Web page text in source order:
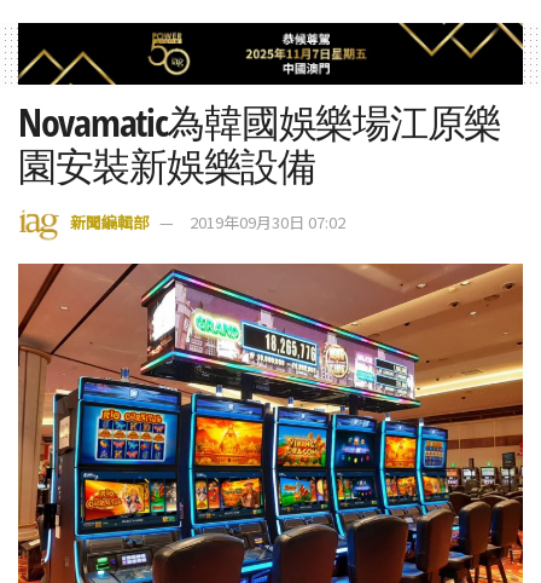
Novamatic為韓國娛樂場江原樂
園安裝新娛樂設備
新聞編輯部 2019年09月30日 07:02